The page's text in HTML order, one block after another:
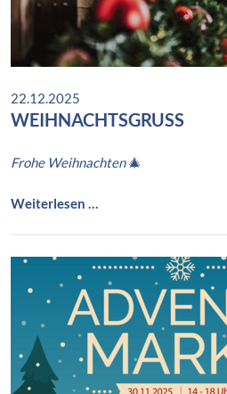
o
i
s
22.12.2025
WEIHNACHTSGRUSS
Frohe Weihnachten🎄
Weiterlesen …
h
c
h
t